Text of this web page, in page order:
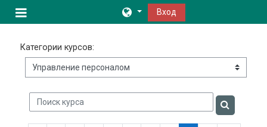
Боковая панель
Вход
Категории курсов:
Поиск курса
Поиск